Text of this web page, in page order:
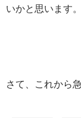
いかと思います。
さて、これから